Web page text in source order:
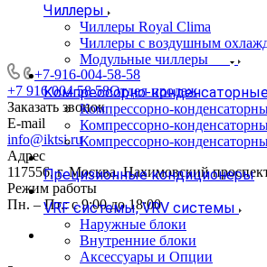
+7-916-004-58-58
+7 916 004 58 58Отдел продаж
Заказать звонок
E-mail
info@iktsi.ru
Адрес
117556, г. Москва, Нахимовский
Режим работы
Пн. – Пт.: с 9:00 до 18:00
Чиллеры
Чиллеры Royal Clima
Чиллеры с воздушным
Модульные чиллеры
Компрессорно-
Компрессорно-
Компрессорно-
Компрессорно-
Прецизионные кондиционеры
VRF системы, VRV системы
Наружные блоки
Внутренние блоки
Аксессуары и Опции